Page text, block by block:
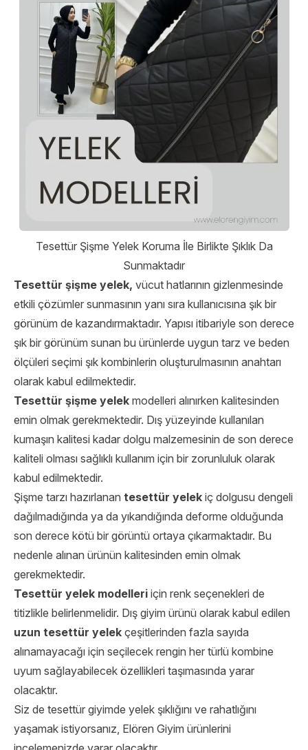
Tesettür Şişme Yelek Koruma İle Birlikte Şıklık Da
Sunmaktadır
Tesettür şişme yelek, vücut hatlarının gizlenmesinde
etkili çözümler sunmasının yanı sıra kullanıcısına şık bir
görünüm de kazandırmaktadır. Yapısı itibariyle son derece
şık bir görünüm sunan bu ürünlerde uygun tarz ve beden
ölçüleri seçimi şık kombinlerin oluşturulmasının anahtarı
olarak kabul edilmektedir.
Tesettür şişme yelek modelleri alınırken kalitesinden
emin olmak gerekmektedir. Dış yüzeyinde kullanılan
kumaşın kalitesi kadar dolgu malzemesinin de son derece
kaliteli olması sağlıklı kullanım için bir zorunluluk olarak
kabul edilmektedir.
Şişme tarzı hazırlanan tesettür yelek iç dolgusu dengeli
dağılmadığında ya da yıkandığında deforme olduğunda
son derece kötü bir görüntü ortaya çıkarmaktadır. Bu
nedenle alınan ürünün kalitesinden emin olmak
gerekmektedir.
Tesettür yelek modelleri için renk seçenekleri de
titizlikle belirlenmelidir. Dış giyim ürünü olarak kabul edilen
uzun tesettür yelek çeşitlerinden fazla sayıda
alınamayacağı için seçilecek rengin her türlü kombine
uyum sağlayabilecek özellikleri taşımasında yarar
olacaktır.
Siz de tesettür giyimde yelek şıklığını ve rahatlığını
yaşamak istiyorsanız, Elören Giyim ürünlerini